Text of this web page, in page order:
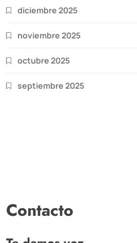
diciembre 2025
noviembre 2025
octubre 2025
septiembre 2025
Contacto